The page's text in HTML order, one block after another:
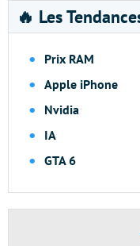
🔥 Les
Prix RAM
Apple iPhone
Nvidia
IA
GTA 6